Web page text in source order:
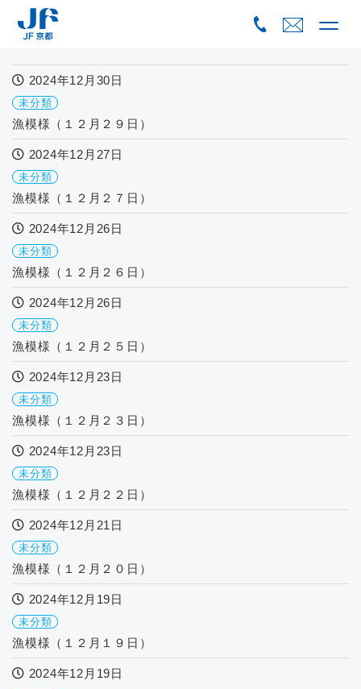
2024年12月30日
未分類
漁模様（１２月２９日）
2024年12月27日
未分類
漁模様（１２月２７日）
2024年12月26日
未分類
漁模様（１２月２６日）
2024年12月26日
未分類
漁模様（１２月２５日）
2024年12月23日
未分類
漁模様（１２月２３日）
2024年12月23日
未分類
漁模様（１２月２２日）
2024年12月21日
未分類
漁模様（１２月２０日）
2024年12月19日
未分類
漁模様（１２月１９日）
2024年12月19日